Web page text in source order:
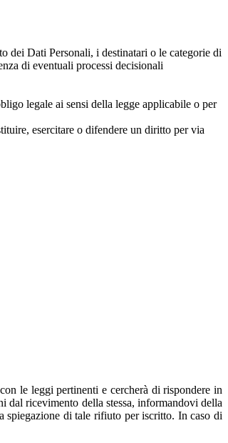
dei Dati Personali, i destinatari o le categorie di
di eventuali processi decisionali
legale ai sensi della legge applicabile o per
esercitare o difendere un diritto per via
le leggi pertinenti e cercherà di rispondere in
dal ricevimento della stessa, informandovi della
spiegazione di tale rifiuto per iscritto. In caso di